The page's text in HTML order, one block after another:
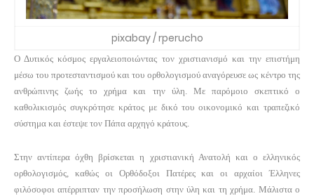
pixabay / rperucho
Ο Δυτικός κόσμος εργαλειοποιώντας τον χριστιανισμό και την επιστήμη
μέσω του προτεσταντισμού και του ορθολογισμού αναγόρευσε ως κέντρο της
ανθρώπινης ζωής το χρήμα και την ύλη. Με παρόμοιο σκεπτικό ο
καθολικισμός συγκρότησε κράτος με δικό του οικονομικό και τραπεζικό
σύστημα και έστεψε τον Πάπα αρχηγό κράτους.
Στην αντίπερα όχθη βρίσκεται η χριστιανική Ανατολή και ο ελληνικός
ορθολογισμός, καθώς οι Ορθόδοξοι Πατέρες και οι αρχαίοι Έλληνες
φιλόσοφοι απέρριπταν την προσήλωση στην ύλη και τη χρήμα. Μάλιστα ο